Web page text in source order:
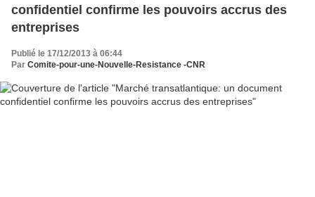
confidentiel confirme les pouvoirs accrus des
entreprises
Publié le 17/12/2013 à 06:44
Par Comite-pour-une-Nouvelle-Resistance -CNR